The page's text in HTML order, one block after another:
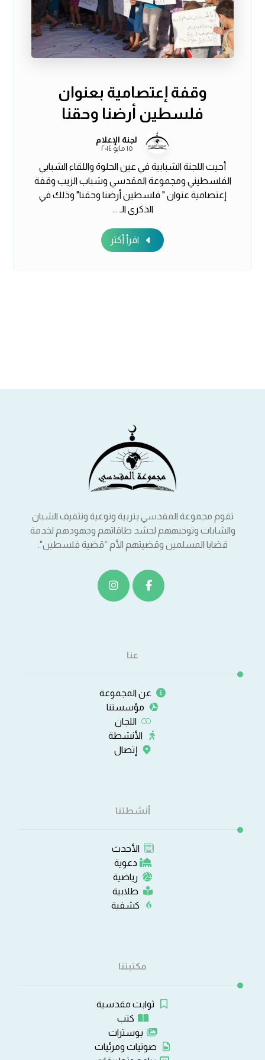
وقفة إعتصامية بعنوان
فلسطين أرضنا وحقنا
لجنة الإعلام
١٥ مايو ٢٠١٤
أحيت اللجنة الشبابية في عين الحلوة واللقاء الشبابي
الفلسطيني ومجموعة المقدسي وشباب الزيب وقفة
إعتصامية عنوان " فلسطين أرضنا وحقنا" وذلك في
الذكرى الـ ...
اقرأ أكثر
تقوم مجموعة المقدسي بتربية وتوعية وتثقيف الشبان
والشابات وتوجيههم لحشد طاقاتهم وجهودهم لخدمة
قضايا المسلمين وقضيتهم الأم “قضية فلسطين".
عنا
عن المجموعة
مؤسستنا
اللجان
الأنشطة
إتصال
أنشطتنا
الأحدث
دعوية
رياضية
طلابية
كشفية
مكتبتنا
ثوابت مقدسية
كتب
بوسترات
صوتيات ومرئيات